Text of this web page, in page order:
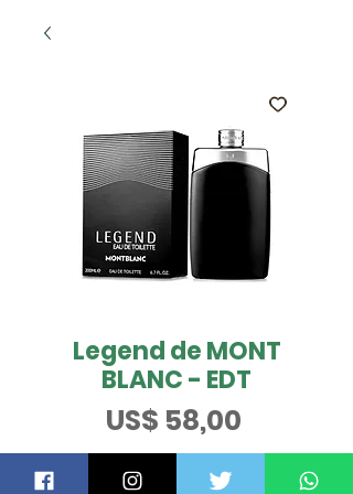
Legend de MONT
BLANC - EDT
US$ 58,00
Tamanho*